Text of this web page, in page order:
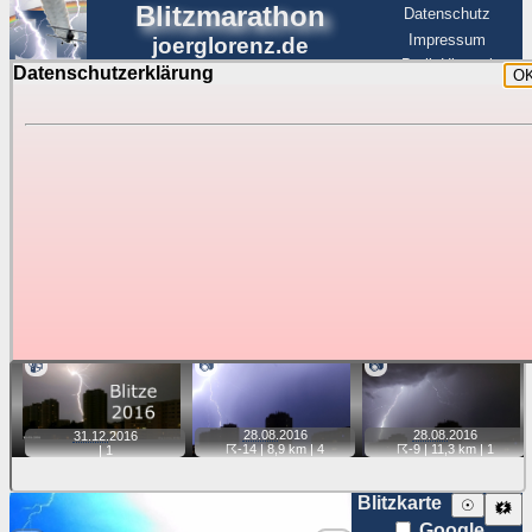
Datenschutzerklärung
Blitzmarathon
joerglorenz.de
Datenschutz
Impressum
BerlinHimmel
Blitzmarathon
Luftfahrt
📹
31.12. 2016
|1
📷
28.08. 2016
☈-14| 8,9 km |4
📷
28.08. 2016
☈-9| 11,3 km |1
Blitzkarte 🗱
☉